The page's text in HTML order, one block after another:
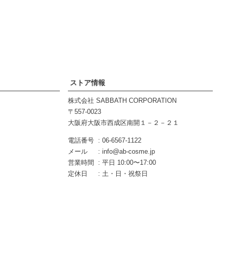
ストア情報
株式会社 SABBATH CORPORATION
557-0023
大阪府大阪市西成区南開１－２－２１
電話番号
06-6567-1122
メール
info@ab-cosme.jp
営業時間
平日 10:00〜17:00
定休日
土・日・祝祭日